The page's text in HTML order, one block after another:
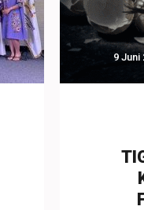
9 Juni